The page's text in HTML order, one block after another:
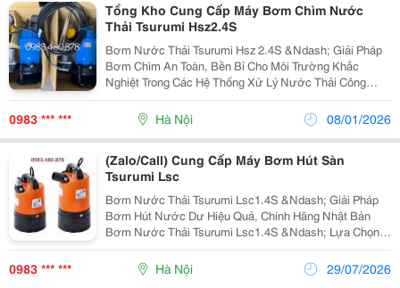
Tổng Kho Cung Cấp Máy Bơm Chìm Nước
Thải Tsurumi Hsz2.4S
Bơm Nước Thải Tsurumi Hsz 2.4S &Ndash; Giải Pháp
Bơm Chìm An Toàn, Bền Bỉ Cho Môi Trường Khắc
Nghiệt Trong Các Hệ Thống Xử Lý Nước Thải Công
Nghiệp, Hầm Mỏ, Khu Vực Dễ Cháy Nổ Hoặc Môi
Trường Làm Việc Khắc Nghiệt, Việc Lựa Chọn Máy
Bơm Nước Thải...
0983 *** *** Hà Nội 08/01/2026
(Zalo/Call) Cung Cấp Máy Bơm Hút Sàn
Tsurumi Lsc
Bơm Nước Thải Tsurumi Lsc1.4S &Ndash; Giải Pháp
Bơm Hút Nước Dư Hiệu Quả, Chính Hãng Nhật Bản
Bơm Nước Thải Tsurumi Lsc1.4S &Ndash; Lựa Chọn
Tối Ưu Cho Công Trình Cần Hút Cạn Nước Bơm Nước
Thải Tsurumi Lsc1.4S Là Dòng Bơm Chìm Chuyên Dụng
Đến Từ...
0983 *** *** Hà Nội 29/07/2026